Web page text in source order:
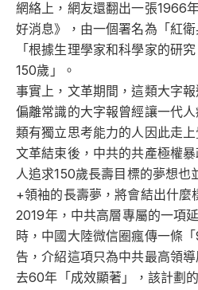
網絡上，網友還翻出一張1966
好消息》，由一個署名為「紅
「根據生理學家和科學家的研
150歲」。
事實上，文革期間，這類大字
偏離常識的大字報曾經讓一代
類有獨立思考能力的人因此走上
文革結束後，中共的共產極權
人追求150歲長壽目標的夢想也
+領袖的長壽夢，將會結出什麼
2019年，中共高層專屬的一項
時，中國大陸微信圈瘋傳一條
告，介紹這項只為中共最高領
去60年「成效顯著」，該計劃